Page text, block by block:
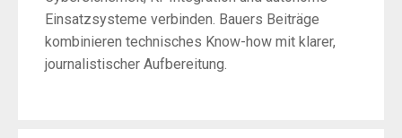
Einsatzsysteme verbinden. Bauers Beiträge
kombinieren technisches Know-how mit klarer,
journalistischer Aufbereitung.